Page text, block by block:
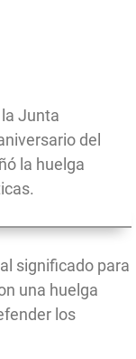
Junta
del
la huelga
significado para
una huelga
los